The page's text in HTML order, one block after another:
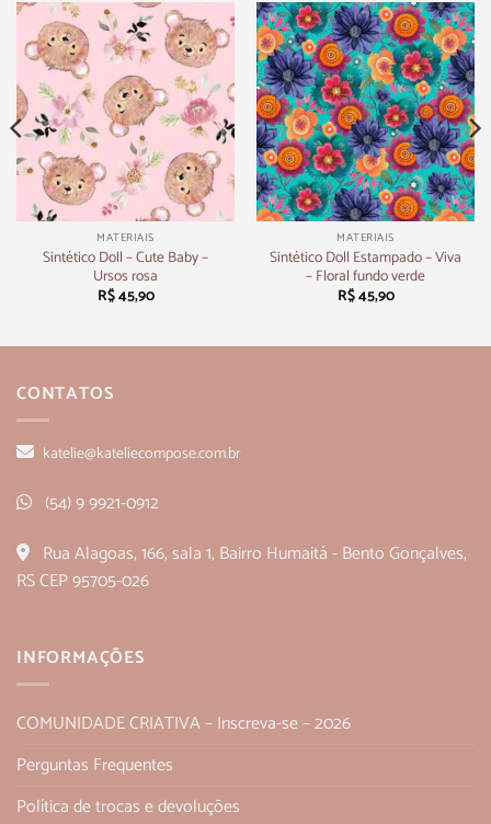
MATERIAIS
Sintético Doll – Cute Baby –
Ursos rosa
R$45,90
MATERIAIS
Sintético Doll Estampado – Viva
– Floral fundo verde
R$45,90
CONTATOS
katelie@kateliecompose.com.br
(54) 9 9921-0912
Rua Alagoas, 166, sala 1, Bairro Humaitá - Bento Gonçalves,
RS CEP 95705-026
INFORMAÇÕES
COMUNIDADE CRIATIVA – Inscreva-se – 2026
Perguntas Frequentes
Política de trocas e devoluções